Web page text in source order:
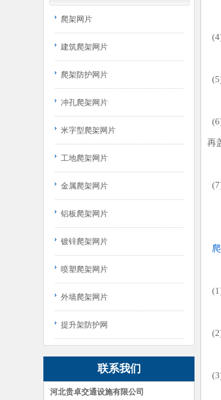
爬架网片
建筑爬架网片
爬架防护网片
冲孔爬架网片
米字型爬架网片
工地爬架网片
金属爬架网片
铝板爬架网片
镀锌爬架网片
喷塑爬架网片
外墙爬架网片
提升架防护网
联系我们
河北贵卓交通设施有限公司
再